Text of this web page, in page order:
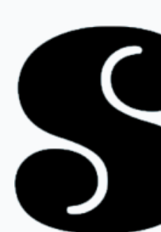
indhold